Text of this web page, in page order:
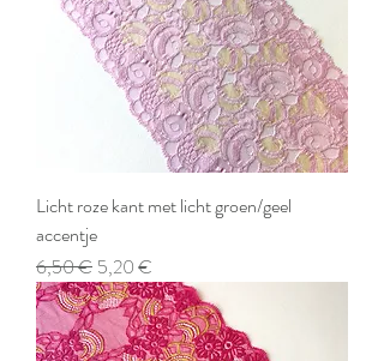
Licht roze kant met licht groen/geel
accentje
Prix original
6,50 € Prix promotionnel
5,20 €